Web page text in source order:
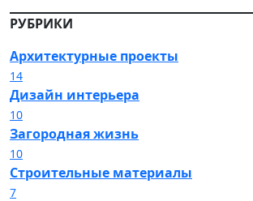
РУБРИКИ
Архитектурные проекты
14
Дизайн интерьера
10
Загородная жизнь
10
Строительные материалы
7